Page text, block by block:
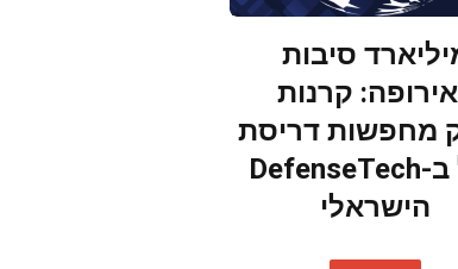
סיבות
קרנות
מחפשות דריסת
רגל ב-DefenseTech
הישראלי